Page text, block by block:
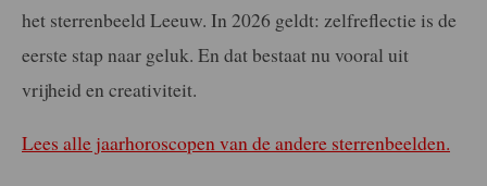
het sterrenbeeld Leeuw. In 2026 geldt: zelfreflectie is de
eerste stap naar geluk. En dat bestaat nu vooral uit
vrijheid en creativiteit.
Lees alle jaarhoroscopen van de andere sterrenbeelden.